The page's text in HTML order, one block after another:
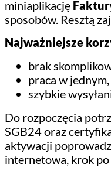
miniaplikację
sposobów. Resztą
Najważniejsze
brak
praca w
szybkie
Do rozpoczęcia
SGB24 oraz
aktywacji
internetowa, krok po